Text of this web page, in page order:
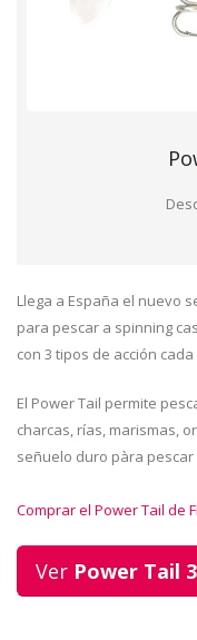
Llega a España el nuevo
para pescar a spinning
con 3 tipos de acción cada
El Power Tail permite
charcas, rías, marismas,
señuelo duro pàra pescar
Comprar el Power Tail de
Ver Power Tail